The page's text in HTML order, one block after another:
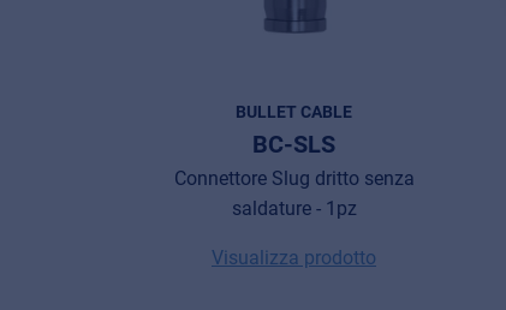
Privacy
BULLET CABLE
BC-SLS
Connettore Slug dritto senza
saldature - 1pz
Visualizza prodotto